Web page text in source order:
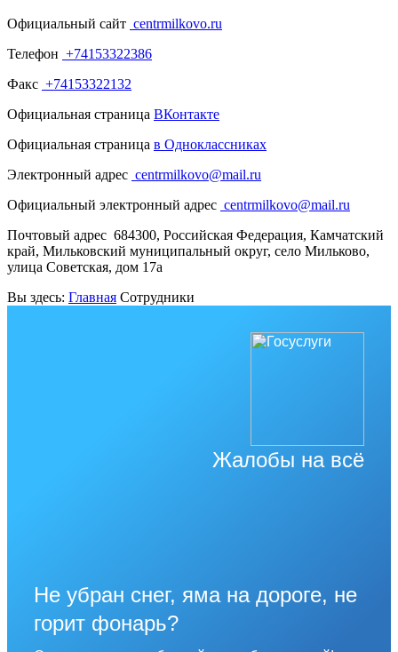
Официальный сайт centrmilkovo.ru
Телефон +74153322386
Факс +74153322132
Официальная страница ВКонтакте
Официальная страница в Одноклассниках
Электронный адрес centrmilkovo@mail.ru
Официальный электронный адрес centrmilkovo@mail.ru
Почтовый адрес 684300, Российская Федерация, Камчатский
край, Мильковский муниципальный округ, село Мильково,
улица Советская, дом 17а
Вы здесь: Главная Сотрудники
Жалобы на всё
Не убран снег, яма на дороге, не
горит фонарь?